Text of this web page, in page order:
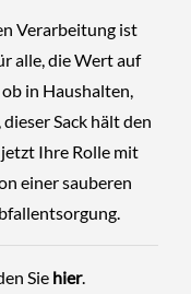
Verarbeitung ist
alle, die Wert auf
in Haushalten,
Sack hält den
Ihre Rolle mit
einer sauberen
Sie hier.